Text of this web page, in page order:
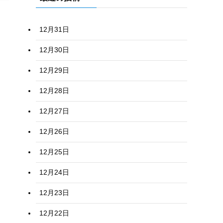
12月31日
12月30日
12月29日
12月28日
12月27日
12月26日
12月25日
12月24日
12月23日
12月22日